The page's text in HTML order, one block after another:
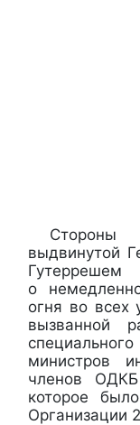
Стороны
выдвинутой
о
огня во всех
вызванной
министров
членов
которое
Организации